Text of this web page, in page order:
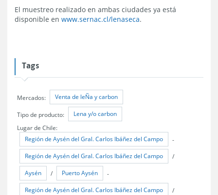
El muestreo realizado en ambas ciudades ya está
disponible en www.sernac.cl/lenaseca.
Tags
Mercados: Venta de leÑa y carbon
Tipo de producto: Lena y/o carbon
Lugar de Chile:
Región de Aysén del Gral. Carlos Ibáñez del Campo -
Región de Aysén del Gral. Carlos Ibáñez del Campo /
Aysén / Puerto Aysén -
Región de Aysén del Gral. Carlos Ibáñez del Campo /